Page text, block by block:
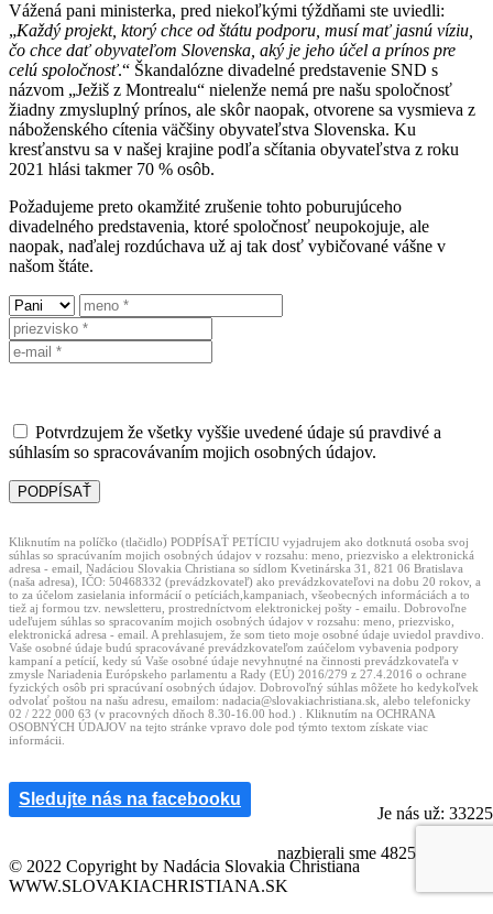
33225
nazbierali sme 4825
Vážená pani ministerka, pred niekoľkými týždňami ste uviedli:
„Každý projekt, ktorý chce od štátu podporu, musí mať jasnú víziu,
čo chce dať obyvateľom Slovenska, aký je jeho účel a prínos pre
celú spoločnosť.“ Škandalózne divadelné predstavenie SND s
názvom „Ježiš z Montrealu“ nielenže nemá pre našu spoločnosť
žiadny zmysluplný prínos, ale skôr naopak, otvorene sa vysmieva z
náboženského cítenia väčšiny obyvateľstva Slovenska. Ku
kresťanstvu sa v našej krajine podľa sčítania obyvateľstva z roku
2021 hlási takmer 70 % osôb.
Požadujeme preto okamžité zrušenie tohto poburujúceho
divadelného predstavenia, ktoré spoločnosť neupokojuje, ale
naopak, naďalej rozdúchava už aj tak dosť vybičované vášne v
našom štáte.
Potvrdzujem že všetky vyššie uvedené údaje sú pravdivé a
súhlasím so spracovávaním mojich osobných údajov.
Kliknutím na políčko (tlačidlo) PODPÍSAŤ PETÍCIU vyjadrujem ako dotknutá osoba svoj
súhlas so spracúvaním mojich osobných údajov v rozsahu: meno, priezvisko a elektronická
adresa - email, Nadáciou Slovakia Christiana so sídlom Kvetinárska 31, 821 06 Bratislava
(naša adresa), IČO: 50468332 (prevádzkovateľ) ako prevádzkovateľovi na dobu 20 rokov, a
to za účelom zasielania informácií o petíciách,kampaniach, všeobecných informáciách a to
tiež aj formou tzv. newsletteru, prostredníctvom elektronickej pošty - emailu. Dobrovoľne
udeľujem súhlas so spracovaním mojich osobných údajov v rozsahu: meno, priezvisko,
elektronická adresa - email. A prehlasujem, že som tieto moje osobné údaje uviedol pravdivo.
Vaše osobné údaje budú spracovávané prevádzkovateľom zaúčelom vybavenia podpory
kampaní a petícií, kedy sú Vaše osobné údaje nevyhnutné na činnosti prevádzkovateľa v
zmysle Nariadenia Európskeho parlamentu a Rady (EÚ) 2016/279 z 27.4.2016 o ochrane
fyzických osôb pri spracúvaní osobných údajov. Dobrovoľný súhlas môžete ho kedykoľvek
odvolať poštou na našu adresu, emailom: nadacia@slovakiachristiana.sk, alebo telefonicky
02 / 222 000 63 (v pracovných dňoch 8.30-16.00 hod.) . Kliknutím na OCHRANA
OSOBNÝCH ÚDAJOV na tejto stránke vpravo dole pod týmto textom získate viac
informácii.
Sledujte nás na facebooku
© 2022 Copyright by Nadácia Slovakia Christiana
WWW.SLOVAKIACHRISTIANA.SK